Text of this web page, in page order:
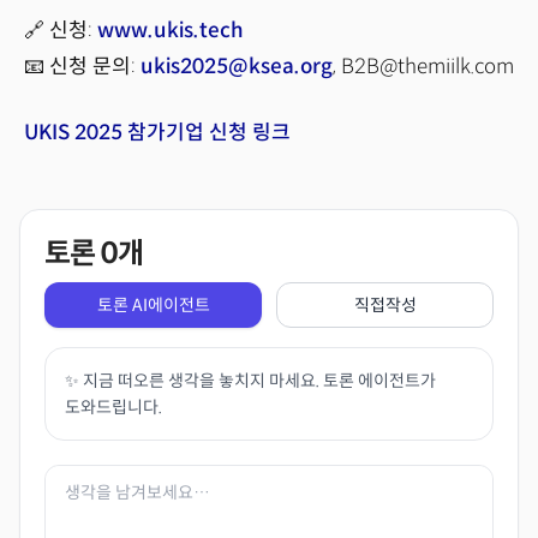
🔗 신청: www.ukis.tech
📧 신청 문의 : ukis2025@ksea.org, B2B@themiilk.com
UKIS 2025 참가기업 신청 링크
토론0개
토론 AI에이전트 직접작성
✨ 지금 떠오른 생각을 놓치지 마세요. 토론 에이전트가
도와드립니다.